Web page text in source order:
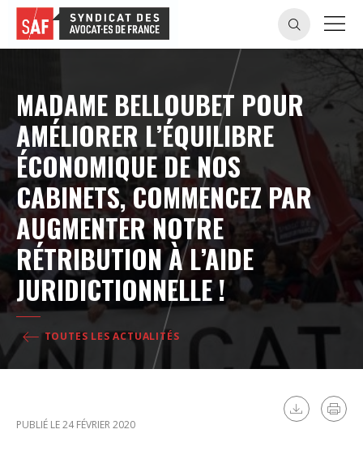
MADAME BELLOUBET POUR
AMÉLIORER L’ÉQUILIBRE
ÉCONOMIQUE DE NOS
CABINETS, COMMENCEZ PAR
AUGMENTER NOTRE
RÉTRIBUTION À L’AIDE
JURIDICTIONNELLE !
TOUTES LES ACTUALITÉS
PUBLIÉ LE 24 FÉVRIER 2020